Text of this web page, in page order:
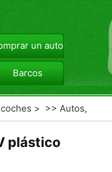
un automóvil
Barcos
coches > >>Autos,
plástico